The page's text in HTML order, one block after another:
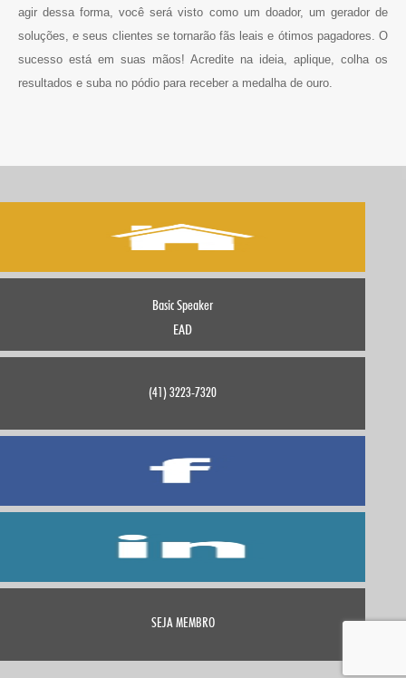
agir dessa forma, você será visto como um doador, um gerador de
soluções, e seus clientes se tornarão fãs leais e ótimos pagadores. O
sucesso está em suas mãos! Acredite na ideia, aplique, colha os
resultados e suba no pódio para receber a medalha de ouro.
Basic Speaker
EAD
(41) 3223-7320
SEJA MEMBRO